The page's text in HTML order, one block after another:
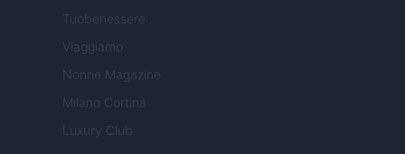
Tuobenessere
Viaggiamo
Nonne Magazine
Milano Cortina
Luxury Club